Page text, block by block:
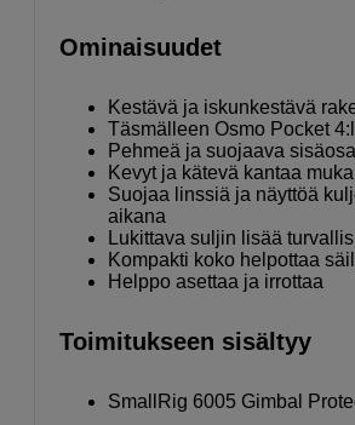
Ominaisuudet
Kestävä ja iskunkestävä
Täsmälleen Osmo Pocket
Pehmeä ja suojaava
Kevyt ja kätevä kantaa
Suojaa linssiä ja näyttöä
aikana
Lukittava suljin lisää
Kompakti koko helpottaa
Helppo asettaa ja irrottaa
Toimitukseen sisältyy
SmallRig 6005 Gimbal